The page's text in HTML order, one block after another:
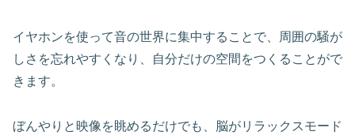
イヤホンを使って音の世界に集中することで、周囲の騒が
しさを忘れやすくなり、自分だけの空間をつくることがで
きます。
ぼんやりと映像を眺めるだけでも、脳がリラックスモード